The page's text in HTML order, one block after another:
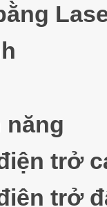
năng
trở
trở